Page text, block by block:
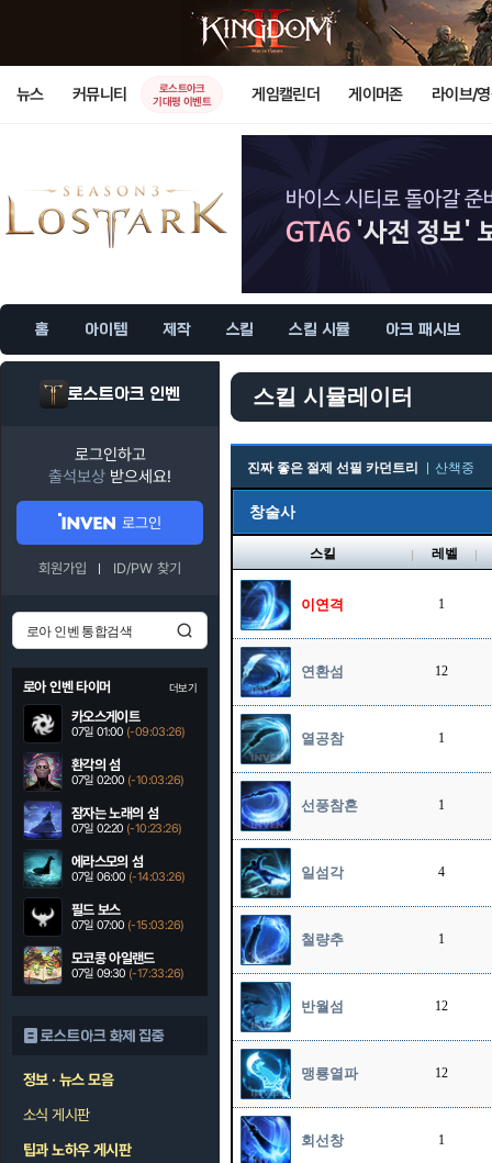
뉴스 커뮤니티
로스트아크
기대평 이벤트
게임캘린더 게이머존 라이브/
홈 아이템 제작 스킬 스킬 시뮬 아크 패시브
로스트아크 인벤
로그인하고
출석보상 받으세요!
로그인
회원가입 ID/PW 찾기
로아 인벤 타이머 더보기
카오스게이트
07일 01:00 (-09:03:25)
환각의 섬
07일 02:00 (-10:03:25)
잠자는 노래의 섬
07일 02:20 (-10:23:25)
에라스모의 섬
07일 06:00 (-14:03:25)
필드 보스
07일 07:00 (-15:03:25)
모코콩 아일랜드
07일 09:30 (-17:33:25)
로스트아크 화제 집중
정보 · 뉴스 모음
소식 게시판
팁과 노하우 게시판
스킬 시뮬레이터
진짜 좋은 절제 선필 카던트리 산책중
창술사
스킬 레벨
이연격 1
연환섬 12
열공참 1
선풍참혼 1
일섬각 4
철량추 1
반월섬 12
맹룡열파 12
회선창 1